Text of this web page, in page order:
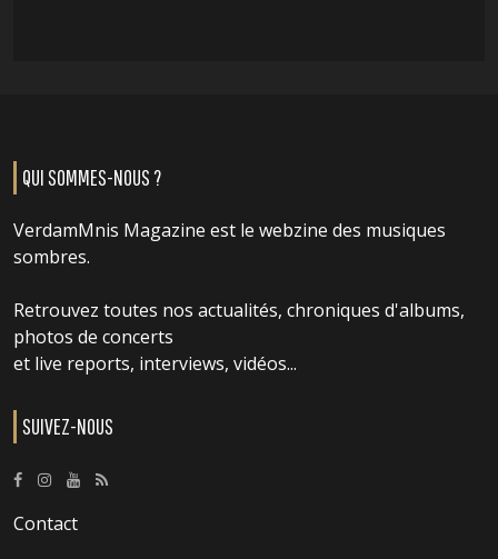
QUI SOMMES-NOUS ?
VerdamMnis Magazine est le webzine des musiques
sombres.
Retrouvez toutes nos actualités, chroniques d'albums,
photos de concerts
et live reports, interviews, vidéos...
SUIVEZ-NOUS
Contact